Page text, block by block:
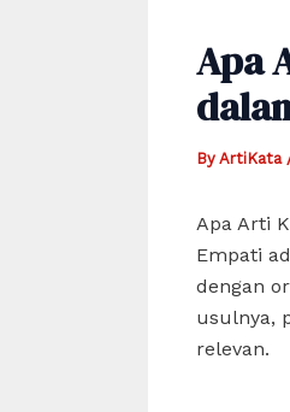
Apa
By ArtiKata
Apa Arti
Empati
dengan
usulnya,
relevan.